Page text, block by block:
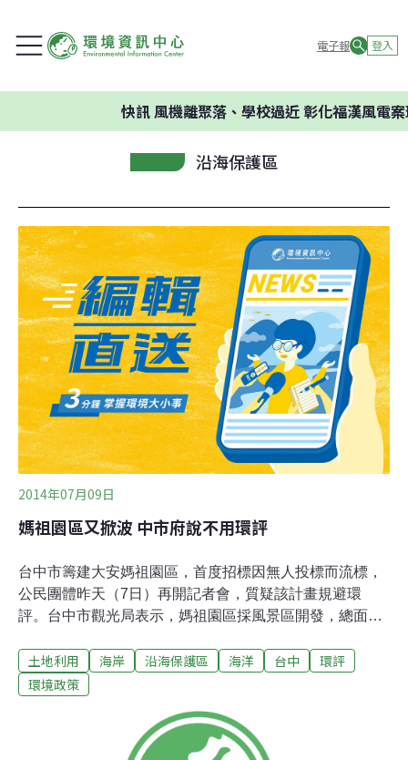
電子報 登入
快訊風機離聚落、學校過近 彰化福漢風電案環
沿海保護區
2014年07月09日
媽祖園區又掀波 中市府說不用環評
台中市籌建大安媽祖園區，首度招標因無人投標而流標，
公民團體昨天（7日）再開記者會，質疑該計畫規避環
評。台中市觀光局表示，媽祖園區採風景區開發，總面積
台中媽祖園區在大安濱海區域，將豎立高達70公尺的媽祖
石像與基座，總預算為12億，其中媽祖石像約8000萬元，
展示館、民宿等設施。不少教會、公民團體群起反對，質
疑興建巨大石像違反宗教平等，甚至有規避環評嫌疑，公
土地利用 海岸 沿海保護區 海洋 台中
環評
環境政策